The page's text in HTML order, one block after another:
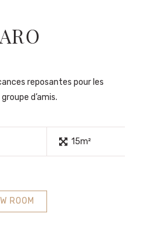
reposantes pour les
d’amis.
15m²
ROOM